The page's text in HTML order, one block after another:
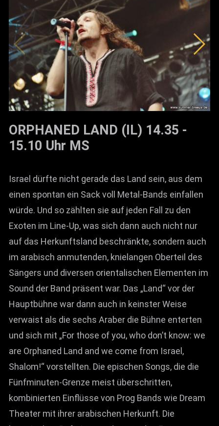
ORPHANED LAND (IL) 14.35 -
15.10 Uhr MS
Israel dürfte nicht gerade das Land sein, aus dem
einen spontan ein Sack voll Metal-Bands einfallen
würde. Und so zählten sie auf jeden Fall zu den
Exoten im Line-Up, was sich dann auch nicht nur
auf das Herkunftsland beschränkte, sondern auch
im arabisch anmutenden, knielangen Oberteil des
Sängers und diversen orientalischen Elementen im
Sound der Band präsent war. Das „Land“ vor der
Hauptbühne war dann auch in keinster Weise
verwaist als die sechs Araber die Bühne enterten
und sich mit „For those of you, who don’t know: we
are Orphaned Land and we come from Israel,
Shalom!“ vorstellten. Die epischen Songs, die die
Fünfminuten-Grenze meist überschritten,
kombinierten Einflüsse von Prog Bands wie Dream
Theater mit ihrer arabischen Herkunft. Die